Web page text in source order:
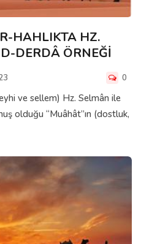
HAHLIKTA HZ.
DERDÂ ÖRNEĞİ
0
ve sellem) Hz. Selmân ile
olduğu “Muâhât”ın (dostluk,